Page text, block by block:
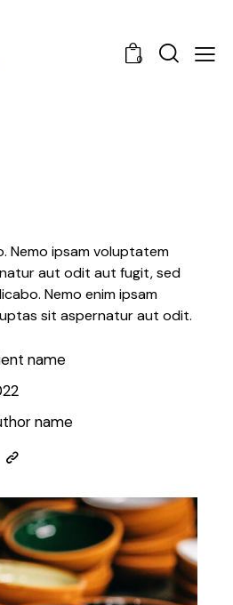
0
Nemo ipsam voluptatem
aut odit aut fugit, sed
Nemo enim ipsam
sit aspernatur aut odit.
name
name